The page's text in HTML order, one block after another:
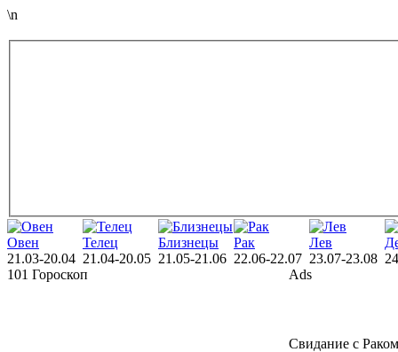
\n
Овен
21.03-20.04
Телец
21.04-20.05
Близнецы
21.05-21.06
Рак
22.06-22.07
Лев
23.07-23.08
101 Гороскоп
Ads
Свидание с Раком